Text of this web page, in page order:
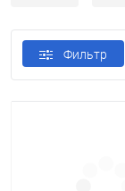
Фильтр